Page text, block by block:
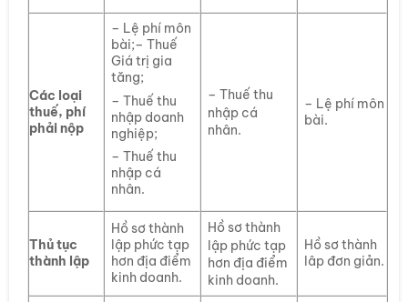
Các loại
thuế, phí
phải nộp
– Lệ phí môn
bài;– Thuế
Giá trị gia
tăng;
– Thuế thu
nhập doanh
nghiệp;
– Thuế thu
nhập cá
nhân.
– Thuế thu
nhập cá
nhân.
– Lệ phí môn
bài.
Thủ tục
thành lập
Hồ sơ thành
lập phức tạp
hơn địa điểm
kinh doanh.
Hồ sơ thành
lập phức tạp
hơn địa điểm
kinh doanh.
Hồ sơ thành
lâp đơn giản.